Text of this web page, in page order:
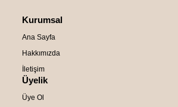
Kurumsal
Ana Sayfa
Hakkımızda
İletişim
Üyelik
Üye Ol